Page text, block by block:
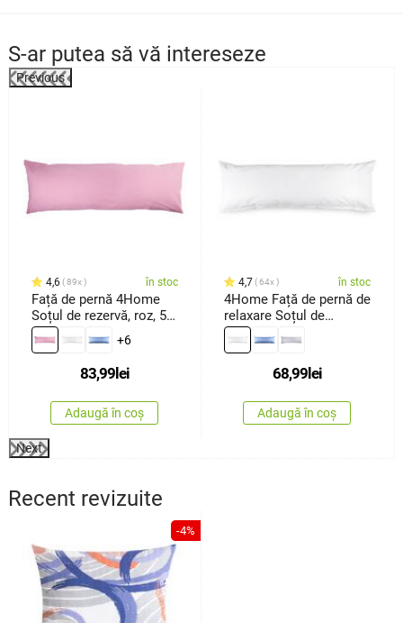
S-ar putea să vă intereseze
Previous
4,6 89x în stoc
Față de pernă 4Home
Soțul de rezervă, roz, 50
x 150 cm
+6
83,99 lei
Adaugă în coș
4,7 64x în stoc
4Home Față de pernă de
relaxare Soțul de
rezervă albă, 45 x 120
cm
68,99 lei
Adaugă în coș
Next
Recent revizuite
-4%